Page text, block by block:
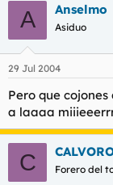
A Anselmo
Asiduo
29 Jul 2004
Pero que
a laaaa
C Forero del